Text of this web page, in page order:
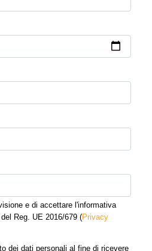
e di accettare l'informativa
Reg. UE 2016/679 (Privacy
dei dati personali al fine di ricevere